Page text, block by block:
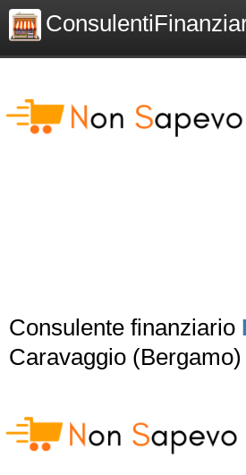
Consulente finanziario
Caravaggio (Bergamo)